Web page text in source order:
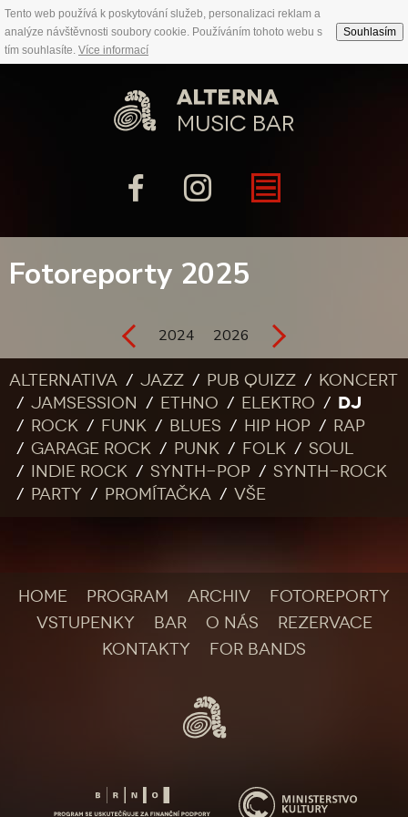
Tento web používá k poskytování služeb, personalizaci reklam a
analýze návštěvnosti soubory cookie. Používáním tohoto webu s
tím souhlasíte. Více informací
Souhlasím
Fotoreporty 2025
2024 2026
Alternativa Jazz Pub quizz
Koncert
Jamsession
Ethno Elektro DJ
Rock Funk Blues Hip Hop
Rap
Garage rock
Punk Folk
Soul
Indie rock
Synth-pop
Synth-rock
Party
Promítačka Vše
HOME PROGRAM ARCHIV
FOTOREPORTY
VSTUPENKY
BAR O NÁS
REZERVACE
KONTAKTY
FOR BANDS